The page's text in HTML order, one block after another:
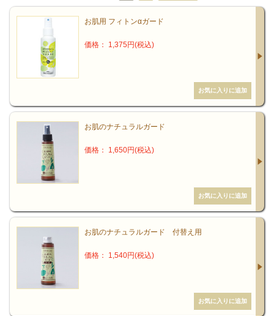
お肌用 フィトンαガード
価格： 1,375円(税込)
お肌のナチュラルガード
価格： 1,650円(税込)
お肌のナチュラルガード 付替え用
価格： 1,540円(税込)